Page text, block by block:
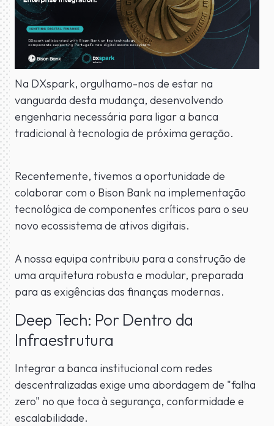
Na DXspark, orgulhamo-nos de estar na
vanguarda desta mudança, desenvolvendo
engenharia necessária para ligar a banca
tradicional à tecnologia de próxima geração.
Recentemente, tivemos a oportunidade de
colaborar com o Bison Bank na implementação
tecnológica de componentes críticos para o seu
novo ecossistema de ativos digitais.
A nossa equipa contribuiu para a construção de
uma arquitetura robusta e modular, preparada
para as exigências das finanças modernas.
Deep Tech: Por Dentro da
Infraestrutura
Integrar a banca institucional com redes
descentralizadas exige uma abordagem de "falha
zero" no que toca à segurança, conformidade e
escalabilidade.